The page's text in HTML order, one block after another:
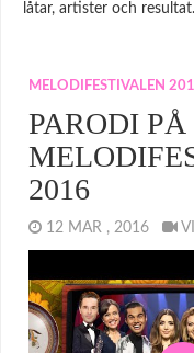
låtar, artister och
MELODIFESTIVALEN
PARODI
2016
12 MAR , 2016